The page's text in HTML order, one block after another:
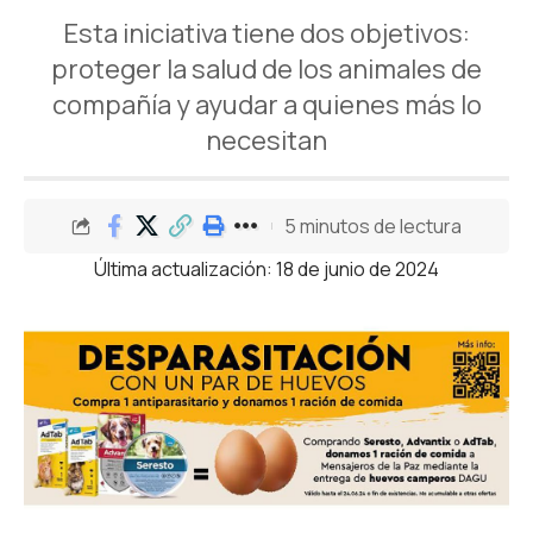
Esta iniciativa tiene dos objetivos:
proteger la salud de los animales de
compañía y ayudar a quienes más lo
necesitan
Última actualización: 18 de junio de 2024
5 minutos de lectura